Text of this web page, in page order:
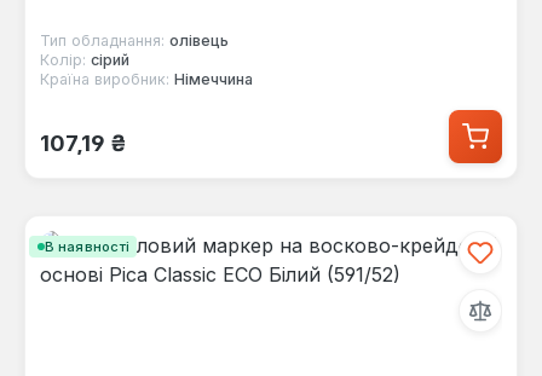
Тип обладнання: олівець
Колір: сірий
Країна виробник: Німеччина
Звичайна ціна:
107,19 ₴
В наявності